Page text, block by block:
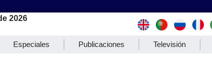
2026
Especiales Publicaciones Televisión